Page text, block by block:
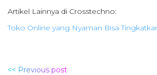
Artikel Lainnya di Crosstechno:
Toko Online yang Nyaman Bisa
<< Previous post